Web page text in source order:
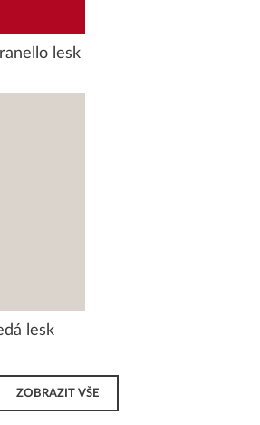
lesk
lesk
ZOBRAZIT VŠE